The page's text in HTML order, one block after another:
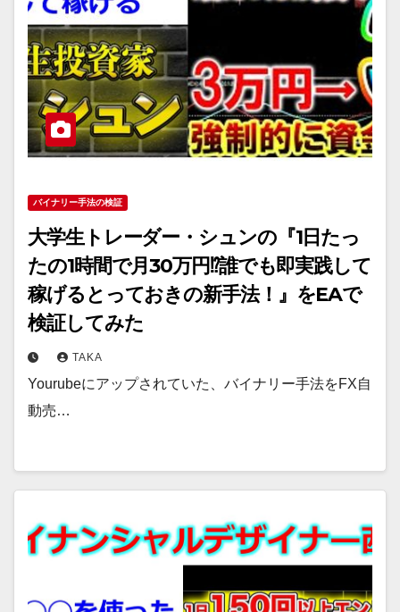
バイナリー手法の検証
大学生トレーダー・シュンの『1日たっ
たの1時間で月30万円⁉誰でも即実践して
稼げるとっておきの新手法！』をEAで
検証してみた
TAKA
Yourubeにアップされていた、バイナリー手法をFX自
動売…